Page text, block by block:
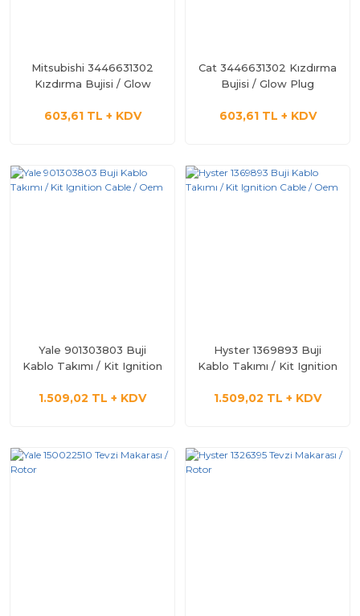
Mitsubishi 3446631302
Kızdırma Bujisi / Glow
603,61 TL + KDV
Cat 3446631302 Kızdırma
Bujisi / Glow Plug
603,61 TL + KDV
Yale 901303803 Buji
Kablo Takımı / Kit Ignition
1.509,02 TL + KDV
Hyster 1369893 Buji
Kablo Takımı / Kit Ignition
1.509,02 TL + KDV